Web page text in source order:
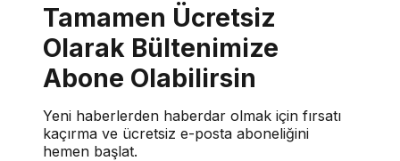
Tamamen Ücretsiz
Olarak Bültenimize
Abone Olabilirsin
Yeni haberlerden haberdar olmak için fırsatı
kaçırma ve ücretsiz e-posta aboneliğini
hemen başlat.